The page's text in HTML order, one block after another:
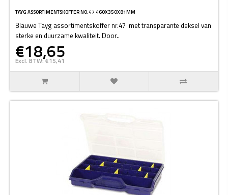
TAYG ASSORTIMENTSKOFFER NO.47 460X350X81MM
Blauwe Tayg assortimentskoffer nr.47 met transparante deksel van
sterke en duurzame kwaliteit. Door..
€18,65
Excl. BTW: €15,41